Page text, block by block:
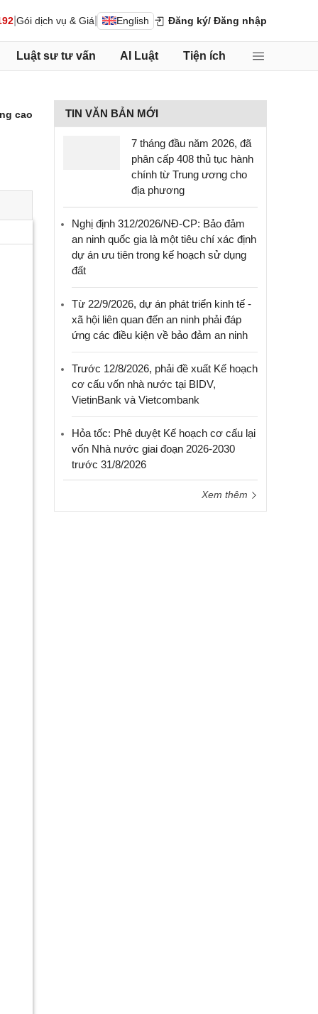
Gói dịch vụ & Giá English Đăng ký/ Đăng nhập
Luật sư tư vấn AI Luật Tiện ích
cao TIN VĂN BẢN MỚI
7 tháng đầu năm 2026, đã
phân cấp 408 thủ tục hành
chính từ Trung ương cho
địa phương
Nghị định 312/2026/NĐ-CP: Bảo đảm
an ninh quốc gia là một tiêu chí xác định
dự án ưu tiên trong kế hoạch sử dụng
đất
Từ 22/9/2026, dự án phát triển kinh tế -
xã hội liên quan đến an ninh phải đáp
ứng các điều kiện về bảo đảm an ninh
Trước 12/8/2026, phải đề xuất Kế hoạch
cơ cấu vốn nhà nước tại BIDV,
VietinBank và Vietcombank
Hỏa tốc: Phê duyệt Kế hoạch cơ cấu lại
vốn Nhà nước giai đoạn 2026-2030
trước 31/8/2026
Xem thêm